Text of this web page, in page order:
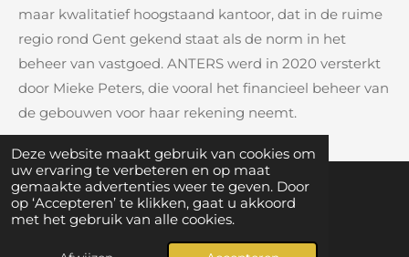
Deze website maakt gebruik van cookies om
uw ervaring te verbeteren en op maat
gemaakte advertenties weer te geven. Door
op ‘Accepteren’ te klikken, gaat u akkoord
met het gebruik van alle cookies.
maar kwalitatief hoogstaand kantoor, dat in de ruime
regio rond Gent gekend staat als de norm in het
beheer van vastgoed. ANTERS werd in 2020 versterkt
door Mieke Peters, die vooral het financieel beheer van
de gebouwen voor haar rekening neemt.
Lid worden? Vulhier je gegevens in.
Volg het Handelscentrum Gavere nu ook op